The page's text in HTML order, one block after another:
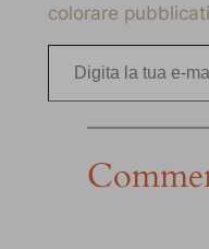
colorare
Digita la tua e-mail…